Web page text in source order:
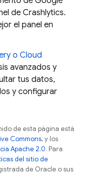
de Crashlytics.
el panel en
o Cloud
avanzados y
tus datos,
y configurar
de esta página está
Commons, y los
Apache 2.0. Para
del sitio de
de Oracle o sus